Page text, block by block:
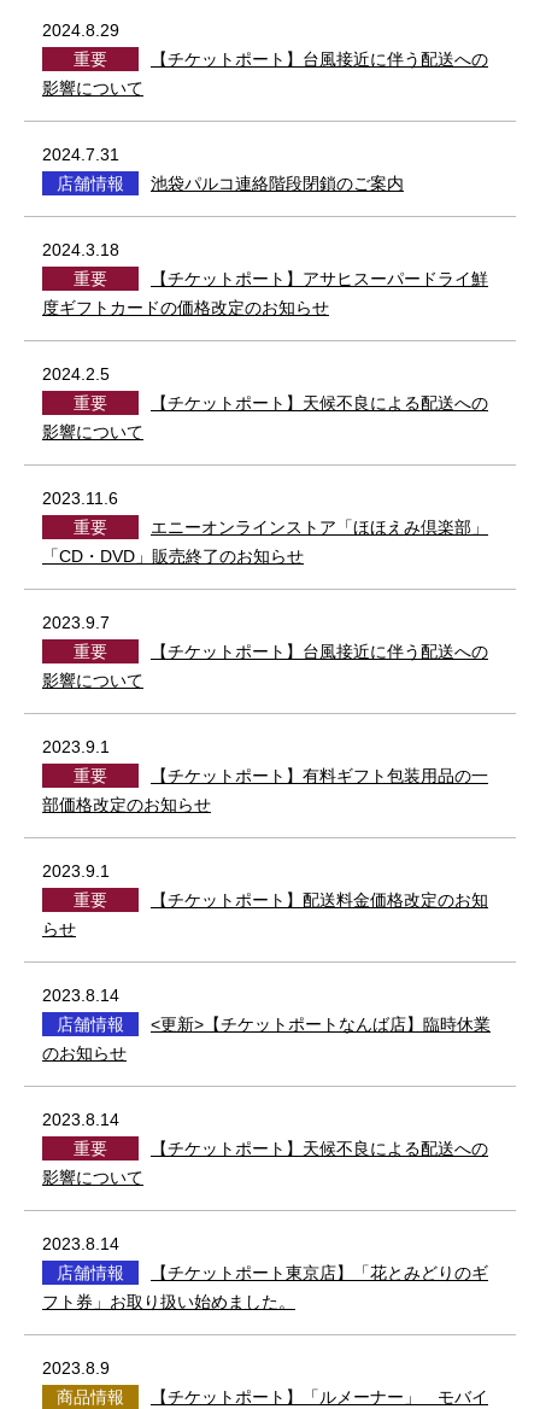
2024.8.29
重要
【チケットポート】台風接近に伴う配送への
影響について
2024.7.31
店舗情報
池袋パルコ連絡階段閉鎖のご案内
2024.3.18
重要
【チケットポート】アサヒスーパードライ鮮
度ギフトカードの価格改定のお知らせ
2024.2.5
重要
【チケットポート】天候不良による配送への
影響について
2023.11.6
重要
エニーオンラインストア「ほほえみ倶楽部」
「CD・DVD」販売終了のお知らせ
2023.9.7
重要
【チケットポート】台風接近に伴う配送への
影響について
2023.9.1
重要
【チケットポート】有料ギフト包装用品の一
部価格改定のお知らせ
2023.9.1
重要
【チケットポート】配送料金価格改定のお知
らせ
2023.8.14
店舗情報
<更新>【チケットポートなんば店】臨時休業
のお知らせ
2023.8.14
重要
【チケットポート】天候不良による配送への
影響について
2023.8.14
店舗情報
【チケットポート東京店】「花とみどりのギ
フト券」お取り扱い始めました。
2023.8.9
商品情報
【チケットポート】「ルメーナー」 モバイ